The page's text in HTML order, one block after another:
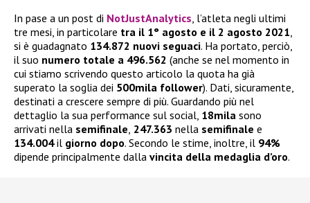
In pase a un post di NotJustAnalytics, l’atleta negli ultimi
tre mesi, in particolare tra il 1° agosto e il 2 agosto 2021,
si è guadagnato 134.872 nuovi seguaci. Ha portato, perciò,
il suo numero totale a 496.562 (anche se nel momento in
cui stiamo scrivendo questo articolo la quota ha già
superato la soglia dei 500mila follower). Dati, sicuramente,
destinati a crescere sempre di più. Guardando più nel
dettaglio la sua performance sul social, 18mila sono
arrivati nella semifinale, 247.363 nella semifinale e
134.004il giorno dopo. Secondo le stime, inoltre, il 94%
dipende principalmente dalla vincita della medaglia d’oro.